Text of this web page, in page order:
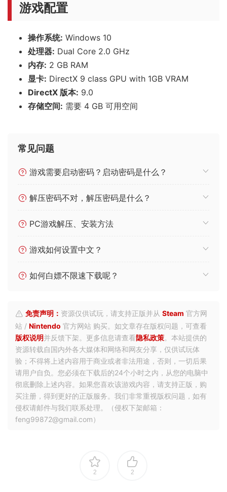
游戏配置
操作系统: Windows 10
处理器: Dual Core 2.0 GHz
内存: 2 GB RAM
显卡: DirectX 9 class GPU with 1GB VRAM
DirectX 版本: 9.0
存储空间: 需要 4 GB 可用空间
常见问题
游戏需要启动密码？启动密码是什么？
解压密码不对，解压密码是什么？
PC游戏解压、安装方法
游戏如何设置中文？
如何白嫖不限速下载呢？
免责声明： 资源仅供试玩，请支持正版并从 Steam 官方网
站 / Nintendo 官方网站 购买。如文章存在版权问题，可查看
版权说明并反馈下架。更多信息请查看隐私政策。本站提供的
资源转载自国内外各大媒体和网络和网友分享，仅供试玩体
验；不得将上述内容用于商业或者非法用途，否则，一切后果
请用户自负。您必须在下载后的24个小时之内，从您的电脑中
彻底删除上述内容。如果您喜欢该游戏内容，请支持正版，购
买注册，得到更好的正版服务。我们非常重视版权问题，如有
侵权请邮件与我们联系处理。（侵权下架邮箱：
feng99872@gmail.com）
2 2